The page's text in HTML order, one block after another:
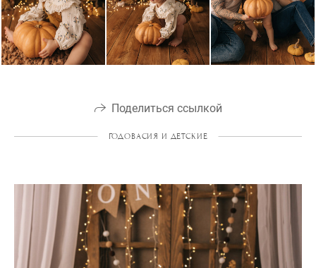
Поделиться ссылкой
ГОДОВАСИЯ И ДЕТСКИЕ